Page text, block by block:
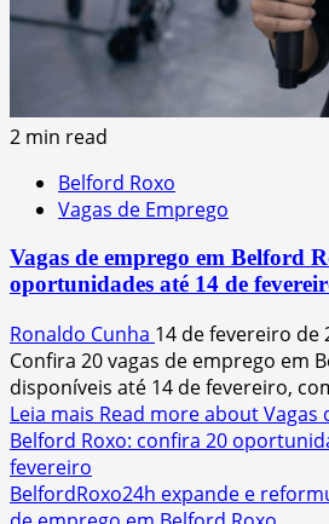
2 min read
Belford Roxo
Vagas de Emprego
Vagas de emprego em Belford
oportunidades até 14 de
Ronaldo Cunha 14 de fevereiro de
Confira 20 vagas de emprego em
disponíveis até 14 de fevereiro,
Leia mais Read more about Vagas
Belford Roxo: confira 20
fevereiro
BelfordRoxo24h expande e